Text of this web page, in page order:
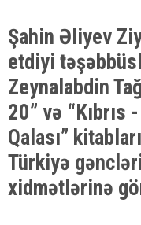
Şahin Əliyev
etdiyi
Zeynalabdin
20” və
Qalası”
Türkiyə
xidmətlərinə